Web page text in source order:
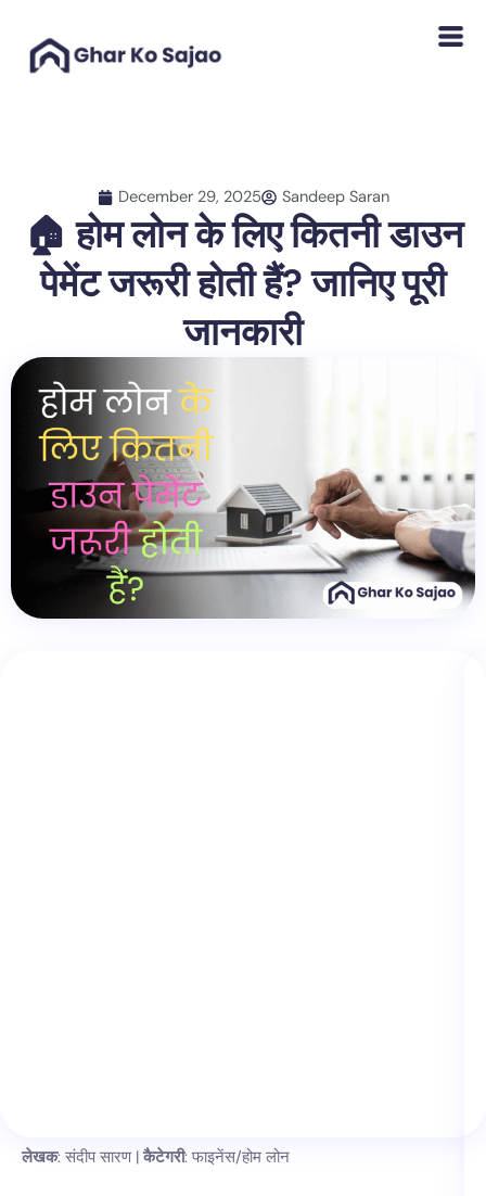
content
December 29, 2025 Sandeep Saran
🏠 होम लोन के लिए कितनी डाउन
पेमेंट जरूरी होती हैं? जानिए पूरी
जानकारी
लेखक: संदीप सारण | कैटेगरी: फाइनेंस/होम लोन